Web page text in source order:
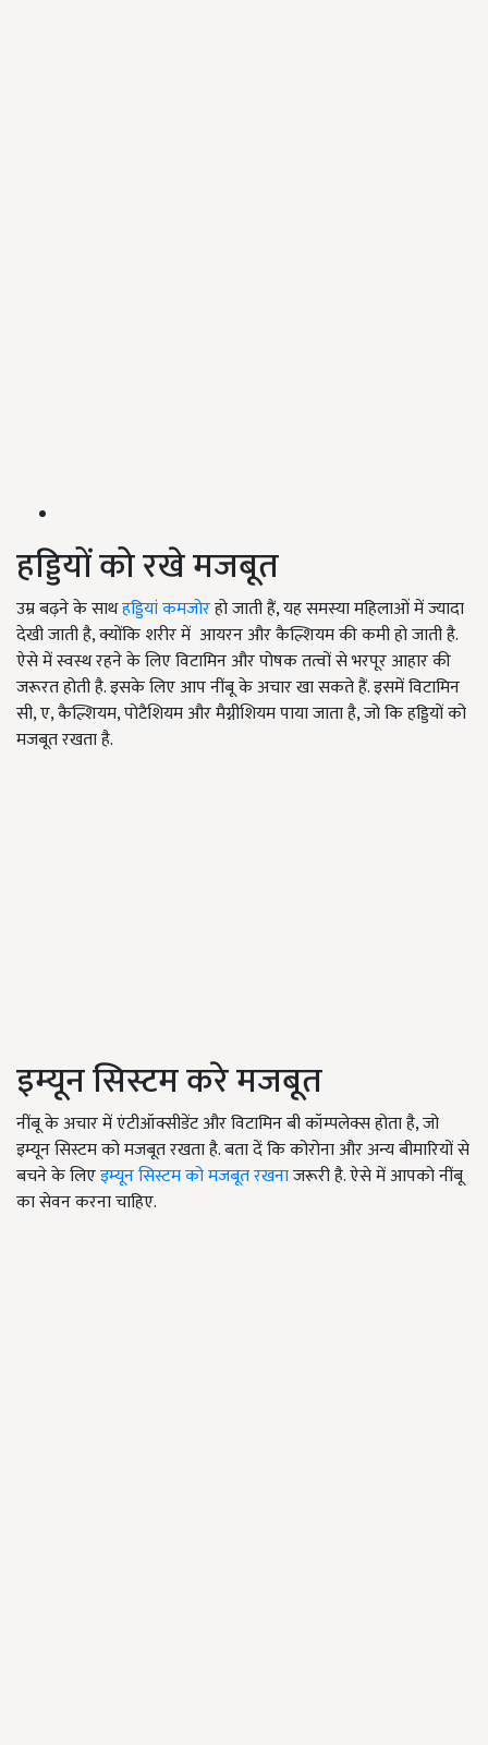
हड्डियों को रखे मजबूत
उम्र बढ़ने के साथहड्डियां कमजोरहो जाती हैं, यह समस्या महिलाओं में ज्यादा
देखी जाती है, क्योंकि शरीर में आयरन और कैल्शियम की कमी हो जाती है.
ऐसे में स्वस्थ रहने के लिए विटामिन और पोषक तत्वों से भरपूर आहार की
जरूरत होती है. इसके लिए आप नींबू के अचार खा सकते हैं. इसमें विटामिन
सी, ए, कैल्शियम, पोटैशियम और मैग्नीशियम पाया जाता है, जो कि हड्डियों को
मजबूत रखता है.
इम्यून सिस्टम करे मजबूत
नींबू के अचार में एंटीऑक्सीडेंट और विटामिन बी कॉम्पलेक्स होता है, जो
इम्यून सिस्टम को मजबूत रखता है. बता दें कि कोरोना और अन्य बीमारियों से
बचने के लिएइम्यून सिस्टम को मजबूत रखनाजरूरी है. ऐसे में आपको नींबू
का सेवन करना चाहिए.